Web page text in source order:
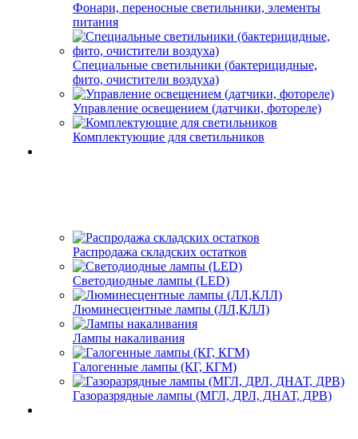
Фонари, переносные светильники, элементы
питания
Специальные светильники (бактерицидные,
фито, очистители воздуха)
Управление освещением (датчики, фотореле)
Комплектующие для светильников
Распродажа складских остатков
Светодиодные лампы (LED)
Люминесцентные лампы (ЛЛ,КЛЛ)
Лампы накаливания
Галогенные лампы (КГ, КГМ)
Газоразрядные лампы (МГЛ, ДРЛ, ДНАТ, ДРВ)